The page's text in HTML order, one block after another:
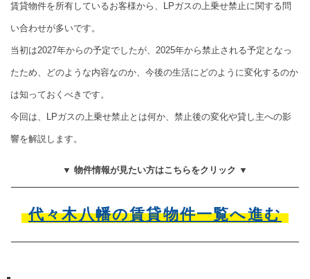
賃貸物件を所有しているお客様から、LPガスの上乗せ禁止に関する問
い合わせが多いです。
当初は2027年からの予定でしたが、2025年から禁止される予定となっ
たため、どのような内容なのか、今後の生活にどのように変化するのか
は知っておくべきです。
今回は、LPガスの上乗せ禁止とは何か、禁止後の変化や貸し主への影
響を解説します。
▼ 物件情報が見たい方はこちらをクリック ▼
代々木八幡の賃貸物件一覧へ進む